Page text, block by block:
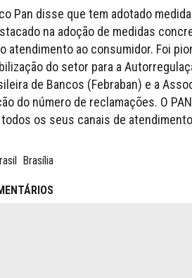
Pan disse que tem adotado
na adoção de medidas
atendimento ao consumidor. Foi
do setor para a
de Bancos (Febraban) e a
do número de reclamações. O
os seus canais de
Brasília